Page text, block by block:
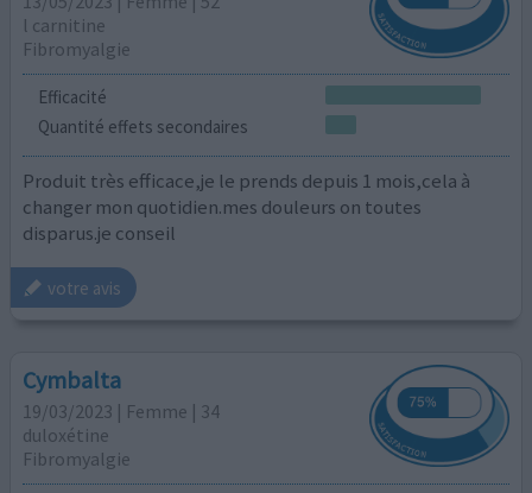
l carnitine
Fibromyalgie
Efficacité
Quantité effets secondaires
Produit très efficace,je le prends depuis 1 mois,cela à
changer mon quotidien.mes douleurs on toutes
disparus.je conseil
votre avis
Cymbalta
19/03/2023 | Femme | 34
duloxétine
Fibromyalgie